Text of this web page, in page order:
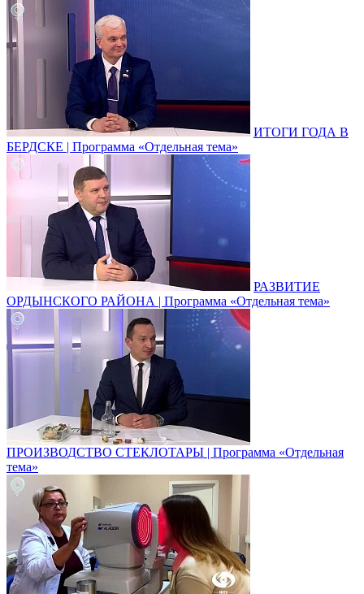
ИТОГИ ГОДА В
БЕРДСКЕ | Программа «Отдельная тема»
РАЗВИТИЕ
ОРДЫНСКОГО РАЙОНА | Программа «Отдельная тема»
ПРОИЗВОДСТВО СТЕКЛОТАРЫ | Программа «Отдельная
тема»